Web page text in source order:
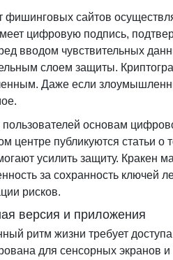
фишинговых сайтов
цифровую подпись,
вводом чувствительных
слоем защиты.
Даже если
основам
центре публикуются статьи
усилить защиту. Кракен
за сохранность ключей
рисков.
версия и приложения
ритм жизни требует
для сенсорных экранов